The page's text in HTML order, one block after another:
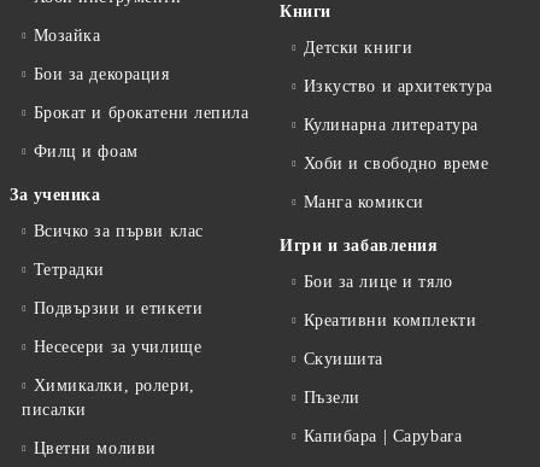
Мозайка
Бои за декорация
Брокат и брокатени лепила
Филц и фоам
За ученика
Всичко за първи клас
Тетрадки
Подвързии и етикети
Несесери за училище
Химикалки, ролери,
писалки
Цветни моливи
Книги
Детски книги
Изкуство и архитектура
Кулинарна литература
Хоби и свободно време
Манга комикси
Игри и забавления
Бои за лице и тяло
Креативни комплекти
Скуишита
Пъзели
Капибара | Capybara